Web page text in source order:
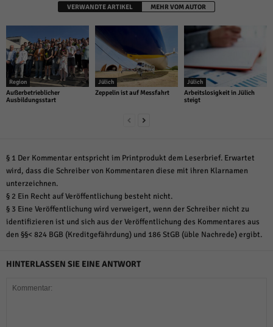
VERWANDTE ARTIKEL MEHR VOM AUTOR
Region
Außerbetrieblicher
Ausbildungsstart
Jülich
Zeppelin ist auf Messfahrt
Jülich
Arbeitslosigkeit in Jülich
steigt
§ 1 Der Kommentar entspricht im Printprodukt dem Leserbrief. Erwartet
wird, dass die Schreiber von Kommentaren diese mit ihren Klarnamen
unterzeichnen.
§ 2 Ein Recht auf Veröffentlichung besteht nicht.
§ 3 Eine Veröffentlichung wird verweigert, wenn der Schreiber nicht zu
identifizieren ist und sich aus der Veröffentlichung des Kommentares aus
den §§< 824 BGB (Kreditgefährdung) und 186 StGB (üble Nachrede) ergibt.
HINTERLASSEN SIE EINE ANTWORT